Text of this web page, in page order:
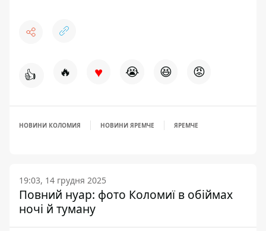
👍 🔥 ♥ 😭 😆 😡
НОВИНИ КОЛОМИЯ НОВИНИ ЯРЕМЧЕ ЯРЕМЧЕ
19:03, 14 грудня 2025
Повний нуар: фото Коломиї в обіймах
ночі й туману